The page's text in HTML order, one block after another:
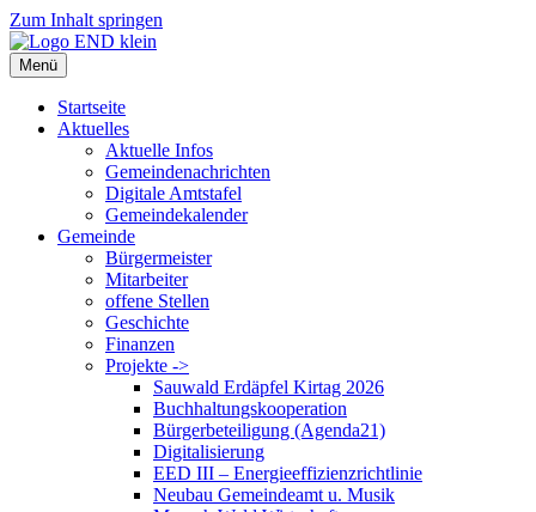
Zum Inhalt springen
Menü
Startseite
Aktuelles
Aktuelle Infos
Gemeindenachrichten
Digitale Amtstafel
Gemeindekalender
Gemeinde
Bürgermeister
Mitarbeiter
offene Stellen
Geschichte
Finanzen
Projekte ->
Sauwald Erdäpfel Kirtag 2026
Buchhaltungskooperation
Bürgerbeteiligung (Agenda21)
Digitalisierung
EED III – Energieeffizienzrichtlinie
Neubau Gemeindeamt u. Musik